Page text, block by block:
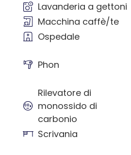
Lavanderia a gettoni
Macchina caffè/te
Ospedale
Phon
Rilevatore di
monossido di
carbonio
Scrivania